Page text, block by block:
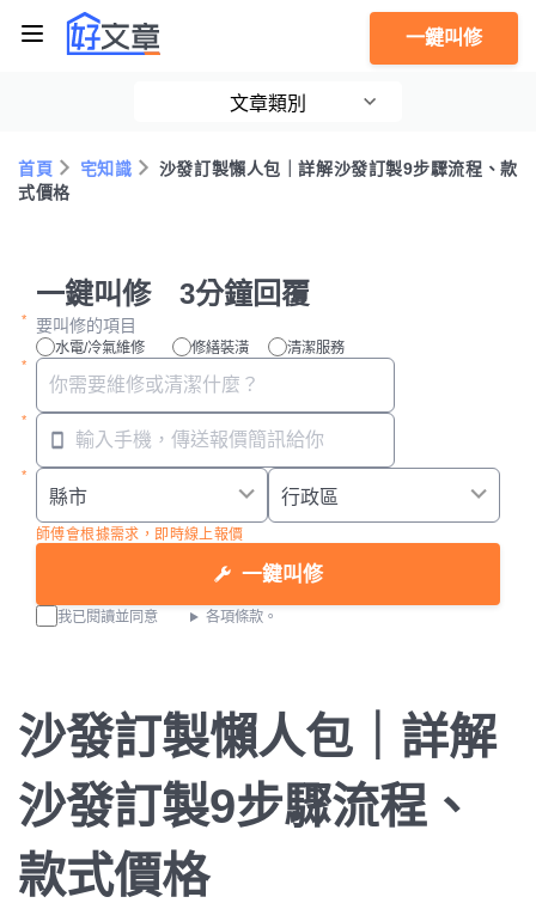
一鍵叫修
文章類別
首頁 宅知識
沙發訂製懶人包｜詳解沙發訂製9步驟流程、款
式價格
一鍵叫修 3分鐘回覆
要叫修的項目
水電/冷氣維修 修繕裝潢 清潔服務
師傅會根據需求，即時線上報價
一鍵叫修
我已閱讀並同意 各項條款。
沙發訂製懶人包｜詳解
沙發訂製9步驟流程、
款式價格